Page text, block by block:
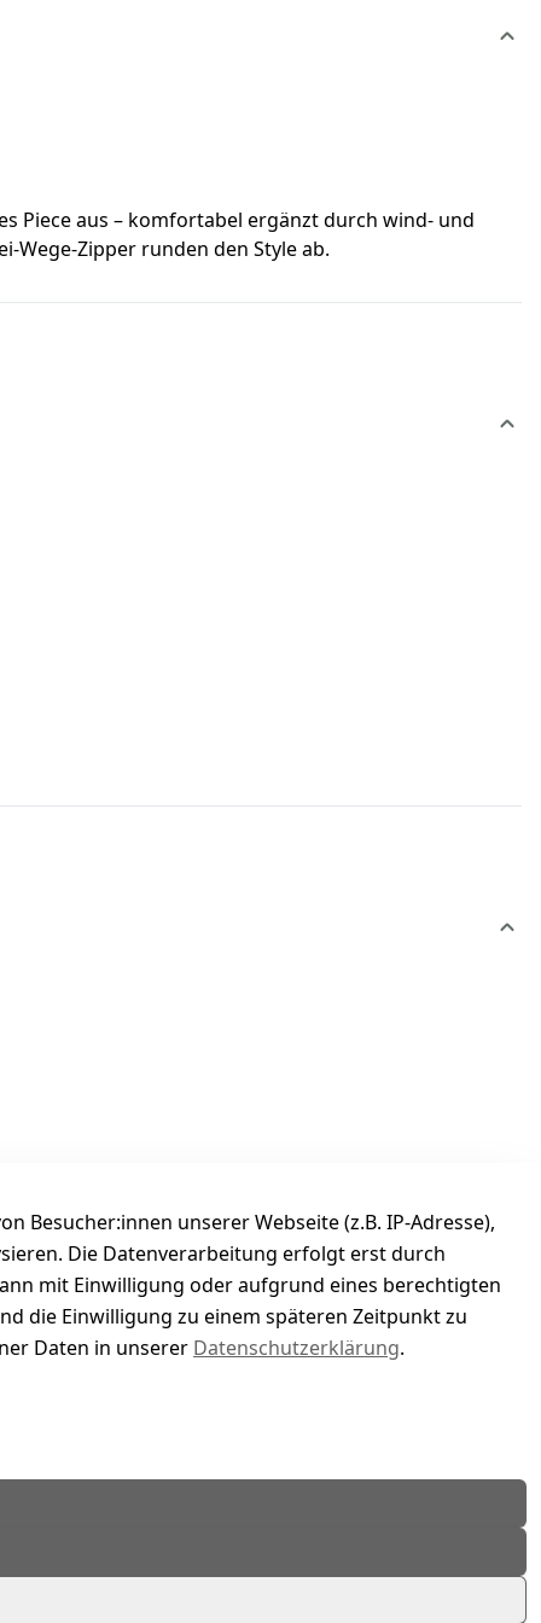
Piece aus – komfortabel ergänzt durch wind- und
Wege-Zipper runden den Style ab.
Besucher:innen unserer Webseite (z.B. IP-Adresse),
Die Datenverarbeitung erfolgt erst durch
mit Einwilligung oder aufgrund eines berechtigten
die Einwilligung zu einem späteren Zeitpunkt zu
Daten in unserer Datenschutzerklärung.